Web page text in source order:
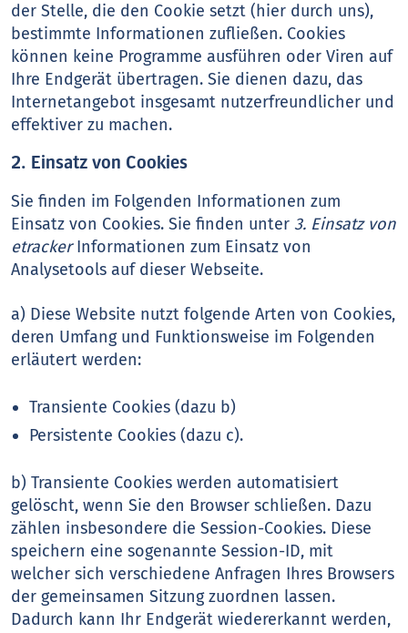
der Stelle, die den Cookie setzt (hier durch uns),
bestimmte Informationen zufließen. Cookies
können keine Programme ausführen oder Viren auf
Ihre Endgerät übertragen. Sie dienen dazu, das
Internetangebot insgesamt nutzerfreundlicher und
effektiver zu machen.
2. Einsatz von Cookies
Sie finden im Folgenden Informationen zum
Einsatz von Cookies. Sie finden unter3. Einsatz von
etrackerInformationen zum Einsatz von
Analysetools auf dieser Webseite.
a) Diese Website nutzt folgende Arten von Cookies,
deren Umfang und Funktionsweise im Folgenden
erläutert werden:
Transiente Cookies (dazu b)
Persistente Cookies (dazu c).
b) Transiente Cookies werden automatisiert
gelöscht, wenn Sie den Browser schließen. Dazu
zählen insbesondere die Session-Cookies. Diese
speichern eine sogenannte Session-ID, mit
welcher sich verschiedene Anfragen Ihres Browsers
der gemeinsamen Sitzung zuordnen lassen.
Dadurch kann Ihr Endgerät wiedererkannt werden,